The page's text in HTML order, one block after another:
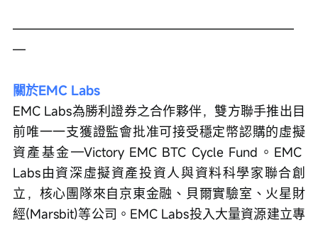
——————————————————————
—
關於EMC Labs
EMC Labs為勝利證券之合作夥伴，雙方聯手推出目
前唯一一支獲證監會批准可接受穩定幣認購的虛擬
資產基金—Victory EMC BTC Cycle Fund。EMC
Labs由資深虛擬資產投資人與資料科學家聯合創
立，核心團隊來自京東金融、貝爾實驗室、火星財
經(Marsbit)等公司。EMC Labs投入大量資源建立專